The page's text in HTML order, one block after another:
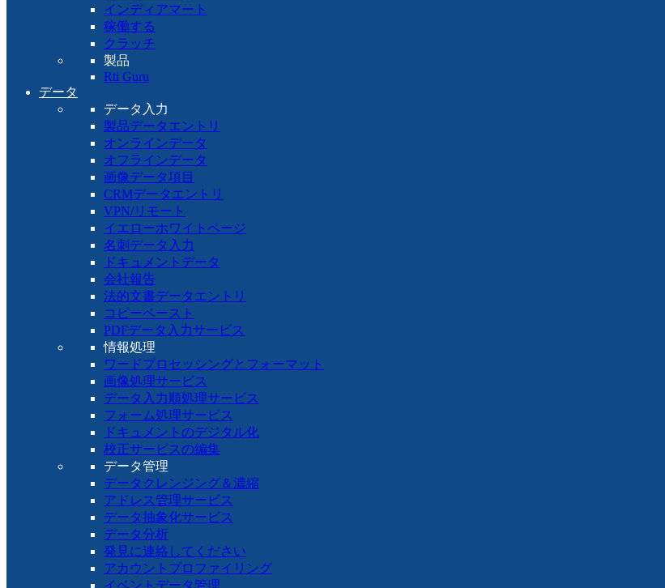
インディアマート
稼働する
クラッチ
製品
Rti Guru
データ
データ入力
製品データエントリ
オンラインデータ
オフラインデータ
画像データ項目
CRMデータエントリ
VPN/リモート
イエローホワイトページ
名刺データ入力
ドキュメントデータ
会社報告
法的文書データエントリ
コピーペースト
PDFデータ入力サービス
情報処理
ワードプロセッシングとフォーマット
画像処理サービス
データ入力順処理サービス
フォーム処理サービス
ドキュメントのデジタル化
校正サービスの編集
データ管理
データクレンジング＆濃縮
アドレス管理サービス
データ抽象化サービス
データ分析
発見に連絡してください
アカウントプロファイリング
イベントデータ管理